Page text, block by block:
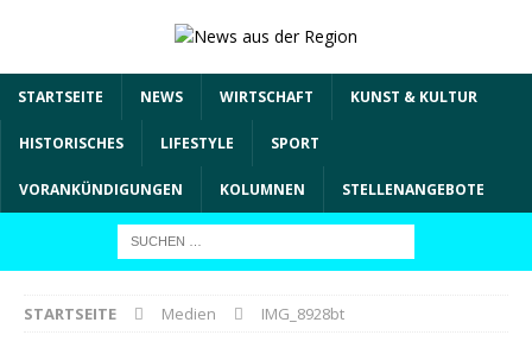
STARTSEITE NEWS WIRTSCHAFT KUNST & KULTUR
HISTORISCHES LIFESTYLE SPORT
VORANKÜNDIGUNGEN KOLUMNEN STELLENANGEBOTE
STARTSEITE Medien IMG_8928bt